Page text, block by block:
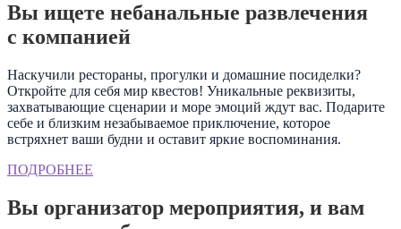
Вы ищете небанальные развлечения
с компанией
Наскучили рестораны, прогулки и домашние посиделки?
Откройте для себя мир квестов! Уникальные реквизиты,
захватывающие сценарии и море эмоций ждут вас. Подарите
себе и близким незабываемое приключение, которое
встряхнет ваши будни и оставит яркие воспоминания.
ПОДРОБНЕЕ
Вы организатор мероприятия, и вам